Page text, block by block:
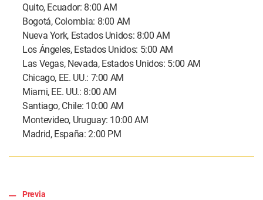
Quito, Ecuador: 8:00 AM
Bogotá, Colombia: 8:00 AM
Nueva York, Estados Unidos: 8:00 AM
Los Ángeles, Estados Unidos: 5:00 AM
Las Vegas, Nevada, Estados Unidos: 5:00 AM
Chicago, EE. UU.: 7:00 AM
Miami, EE. UU.: 8:00 AM
Santiago, Chile: 10:00 AM
Montevideo, Uruguay: 10:00 AM
Madrid, España: 2:00 PM
Previa